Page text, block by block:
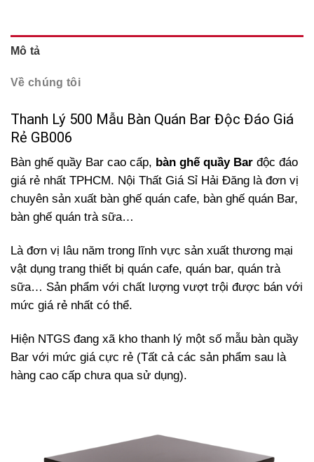
Mô tả
Về chúng tôi
Thanh Lý 500 Mẫu Bàn Quán Bar Độc Đáo Giá
Rẻ GB006
Bàn ghế quầy Bar cao cấp, bàn ghế quầy Bar độc đáo
giá rẻ nhất TPHCM. Nội Thất Giá Sỉ Hải Đăng là đơn vị
chuyên sản xuất bàn ghế quán cafe, bàn ghế quán Bar,
bàn ghế quán trà sữa…
Là đơn vị lâu năm trong lĩnh vực sản xuất thương mại
vật dụng trang thiết bị quán cafe, quán bar, quán trà
sữa… Sản phẩm với chất lượng vượt trội được bán với
mức giá rẻ nhất có thể.
Hiện NTGS đang xã kho thanh lý một số mẫu bàn quầy
Bar với mức giá cực rẻ (Tất cả các sản phẩm sau là
hàng cao cấp chưa qua sử dụng).